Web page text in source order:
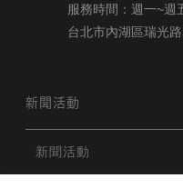
服務時間：週一~
台北市內湖區瑞光
新聞活動
新聞活動